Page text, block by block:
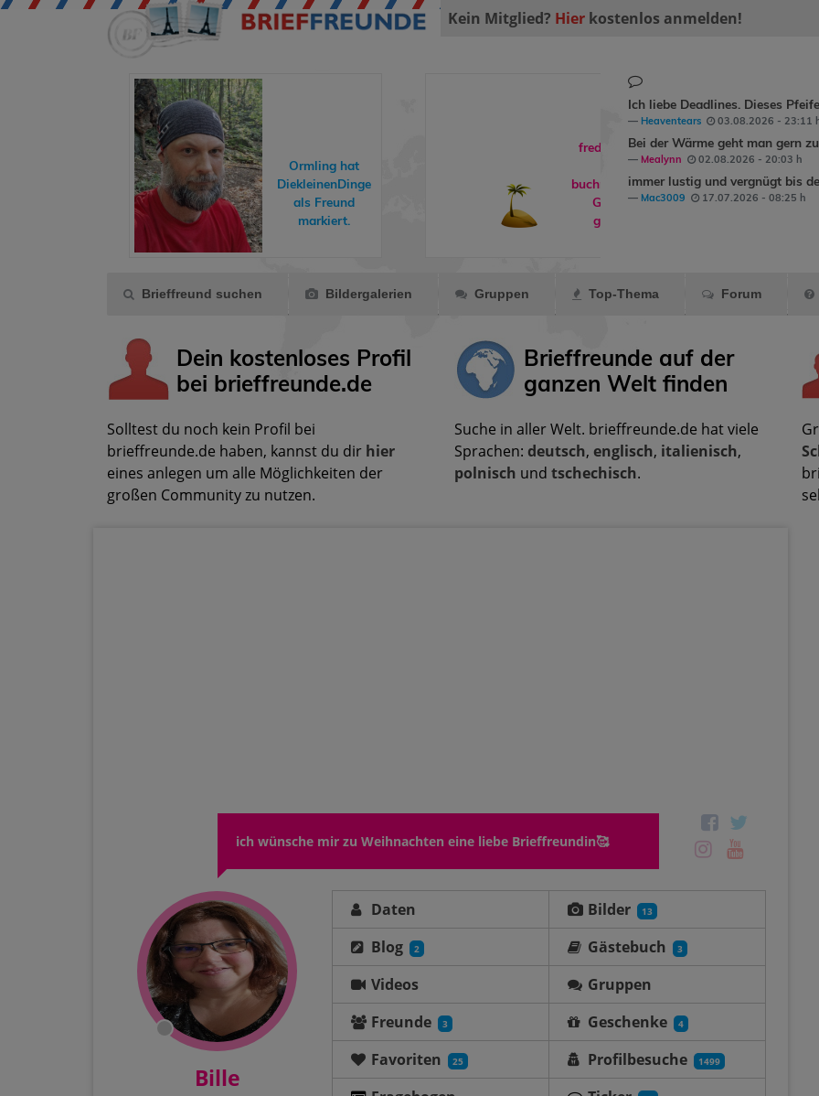
Kein Mitglied? Hier kostenlos anmelden!
Ormlinghat
DiekleinenDinge
als Freund
markiert.
freddyundfelix
hat
buchreisendeein
Geschenk
gemacht.
Ich liebe Deadlines. Dieses
Heaventears 03.08.2026 - 23:11
Bei der Wärme geht man gern
Mealynn 02.08.2026 - 20:03 h
immer lustig und vergnügt bis
Mac3009 17.07.2026 - 08:25 h
Brieffreund suchen Bildergalerien Gruppen Top-Thema Forum
Dein kostenloses Profil
bei brieffreunde.de
Solltest du noch kein Profil bei
brieffreunde.de haben, kannst du dir hier
eines anlegen um alle Möglichkeiten der
großen Community zu nutzen.
Brieffreunde auf der
ganzen Welt finden
Suche in aller Welt. brieffreunde.de hat viele
Sprachen: deutsch, englisch, italienisch,
polnisch und tschechisch.
ich wünsche mir zu Weihnachten eine liebe Brieffreundin🥰
Bille
Daten Bilder 13
Blog 2 Gästebuch 3
Videos
Gruppen
Freunde
3 Geschenke 4
Favoriten 25 Profilbesuche 1499